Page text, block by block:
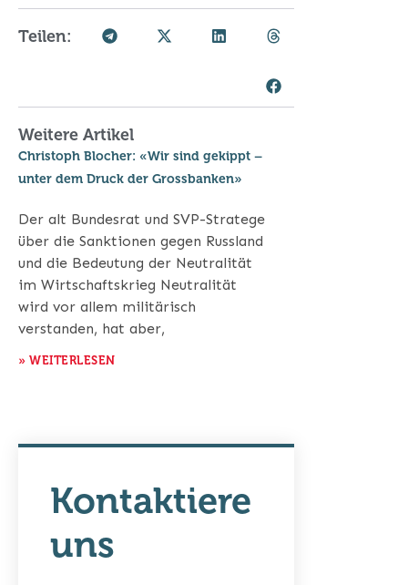
Teilen:
Weitere Artikel
Christoph Blocher: «Wir sind gekippt –
unter dem Druck der Grossbanken»
Der alt Bundesrat und SVP-Stratege
über die Sanktionen gegen Russland
und die Bedeutung der Neutralität
im Wirtschaftskrieg Neutralität
wird vor allem militärisch
verstanden, hat aber,
» WEITERLESEN
Kontaktiere
uns